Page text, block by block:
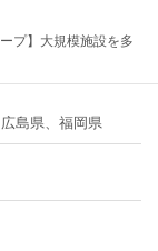
プ】大規模施設を多
島県、福岡県